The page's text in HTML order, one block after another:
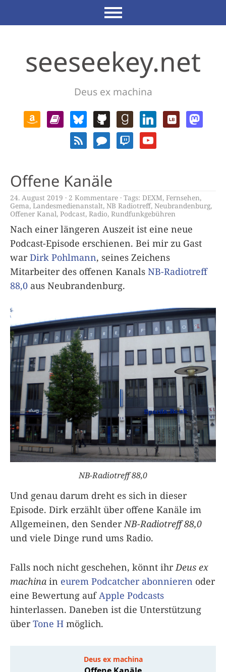
seeseekey.net
Deus ex machina
Offene Kanäle
24. August 2019 2 Kommentare Tags: DEXM, Fernsehen,
Gema, Landesmedienanstalt, NB Radiotreff, Neubrandenburg,
Offener Kanal, Podcast, Radio, Rundfunkgebühren
Nach einer längeren Auszeit ist eine neue
Podcast-Episode erschienen. Bei mir zu Gast
warDirk Pohlmann, seines Zeichens
Mitarbeiter des offenen Kanals NB-Radiotreff
88,0 aus Neubrandenburg.
NB-Radiotreff 88,0
Und genau darum dreht es sich in dieser
Episode. Dirk erzählt über offene Kanäle im
Allgemeinen, den Sender NB-Radiotreff 88,0
und viele Dinge rund ums Radio.
Falls noch nicht geschehen, könnt ihr Deus ex
machina in eurem Podcatcher abonnieren oder
eine Bewertung auf Apple Podcasts
hinterlassen. Daneben ist die Unterstützung
überTone H möglich.